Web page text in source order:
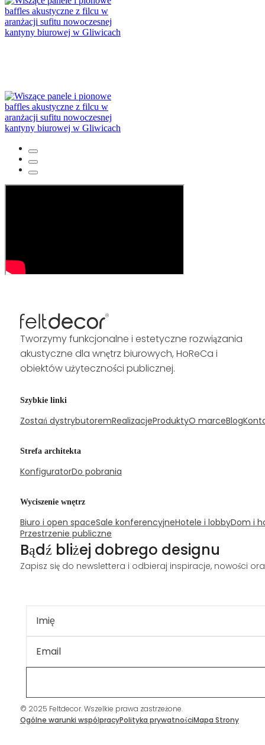
Tworzymy funkcjonalne i estetyczne rozwiązania
akustyczne dla wnętrz biurowych, HoReCa i
obiektów użyteczności publicznej.
Szybkie linki
Zostań dystrybutoremRealizacjeProduktyO marceBlog
Strefa architekta
KonfiguratorDo pobrania
Wyciszenie wnętrz
Biuro i open spaceSale konferencyjneHotele i lobbyDom i
Przestrzenie publiczne
Bądź bliżej dobrego designu
Zapisz się do newslettera i odbieraj inspiracje, nowości
© 2025 Feltdecor. Wszelkie prawa zastrzeżone.
Ogólne warunki współpracyPolityka prywatnościMapa Strony